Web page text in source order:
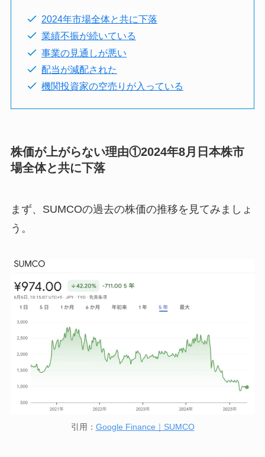
2024年市場全体と共に下落
業績不振が続いている
事業の見通しが悪い
配当が減配された
機関投資家の空売りが入っている
株価が上がらない理由①2024年8月日本株市
場全体と共に下落
まず、SUMCOの過去の株価の推移を見てみましょ
う。
引用： Google Finance｜SUMCO